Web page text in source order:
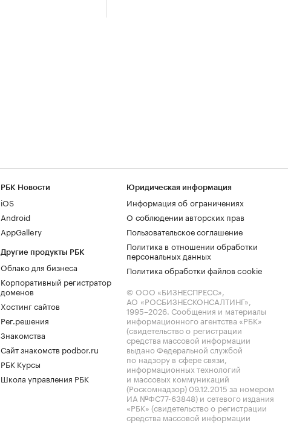
РБК Новости
iOS
Android
AppGallery
Другие продукты РБК
Облако для бизнеса
Корпоративный регистратор
доменов
Хостинг сайтов
Рег.решения
Знакомства
Сайт знакомств podbor.ru
РБК Курсы
Школа управления РБК
Юридическая информация
Информация об ограничениях
О соблюдении авторских прав
Пользовательское соглашение
Политика в отношении обработки
персональных данных
Политика обработки файлов cookie
© ООО «БИЗНЕСПРЕСС»,
АО «РОСБИЗНЕСКОНСАЛТИНГ»,
1995–2026. Сообщения и материалы
информационного агентства «РБК»
(свидетельство о регистрации
средства массовой информации
выдано Федеральной службой
по надзору в сфере связи,
информационных технологий
и массовых коммуникаций
(Роскомнадзор) 09.12.2015 за номером
ИА №ФС77-63848) и сетевого издания
«РБК» (свидетельство о регистрации
средства массовой информации